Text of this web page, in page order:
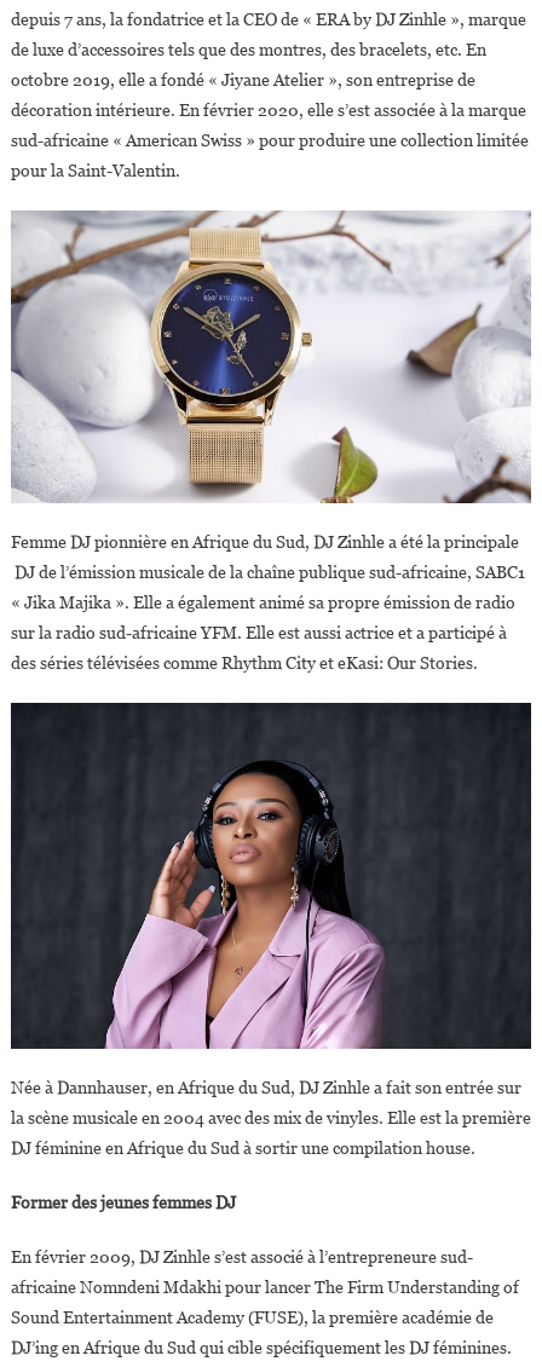
depuis 7 ans, la fondatrice et la CEO de « ERA by DJ Zinhle », marque
de luxe d’accessoires tels que des montres, des bracelets, etc. En
octobre 2019, elle a fondé « Jiyane Atelier », son entreprise de
décoration intérieure. En février 2020, elle s’est associée à la marque
sud-africaine « American Swiss » pour produire une collection limitée
pour la Saint-Valentin.
Femme DJ pionnière en Afrique du Sud, DJ Zinhle a été la principale
DJ de l’émission musicale de la chaîne publique sud-africaine, SABC1
« Jika Majika ». Elle a également animé sa propre émission de radio
sur la radio sud-africaine YFM. Elle est aussi actrice et a participé à
des séries télévisées comme Rhythm City et eKasi: Our Stories.
Née à Dannhauser, en Afrique du Sud, DJ Zinhle a fait son entrée sur
la scène musicale en 2004 avec des mix de vinyles. Elle est la première
DJ féminine en Afrique du Sud à sortir une compilation house.
Former des jeunes femmes DJ
En février 2009, DJ Zinhle s’est associé à l’entrepreneure sud-
africaine Nomndeni Mdakhi pour lancer The Firm Understanding of
Sound Entertainment Academy (FUSE), la première académie de
DJ’ing en Afrique du Sud qui cible spécifiquement les DJ féminines.